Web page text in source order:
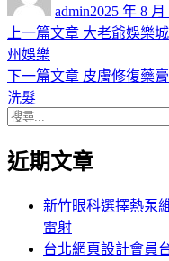
admin佈
日
2025 年 8 月
文
章
導
覽
上一篇文章 上
篇
大老爺娛樂
州娛樂
下一篇文章 下
章:
皮膚修復藥
洗髮
搜
關
近期文章
新竹眼科選擇熱泵
雷射
台北網頁設計會員